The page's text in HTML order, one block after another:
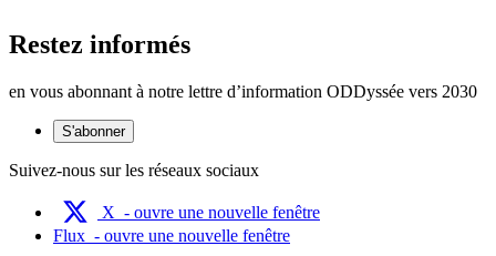
Restez informés
en vous abonnant à notre lettre d’information ODDyssée vers 2030
S'abonner
Suivez-nous sur les réseaux sociaux
X - ouvre une nouvelle fenêtre
Flux - ouvre une nouvelle fenêtre